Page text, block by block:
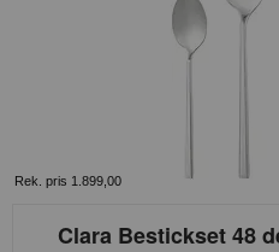
Rek. pris 1.899,00
Clara Bestickset 48